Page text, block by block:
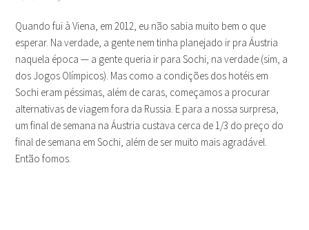
Quando fui à Viena, em 2012, eu não sabia muito bem o que
esperar. Na verdade, a gente nem tinha planejado ir pra Áustria
naquela época — a gente queria ir para Sochi, na verdade (sim, a
dos Jogos Olímpicos). Mas como a condições dos hotéis em
Sochi eram péssimas, além de caras, começamos a procurar
alternativas de viagem fora da Russia. E para a nossa surpresa,
um final de semana na Áustria custava cerca de 1/3 do preço do
final de semana em Sochi, além de ser muito mais agradável.
Então fomos.